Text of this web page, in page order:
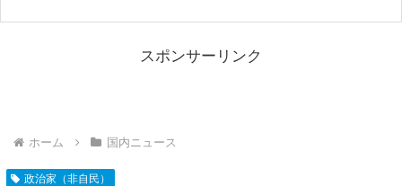
スポンサーリンク
ホーム 国内ニュース
政治家（非自民）